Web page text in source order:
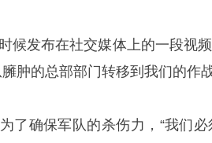
候发布在社交媒体上的一段视
肿的总部部门转移到我们的作战
了确保军队的杀伤力，“我们